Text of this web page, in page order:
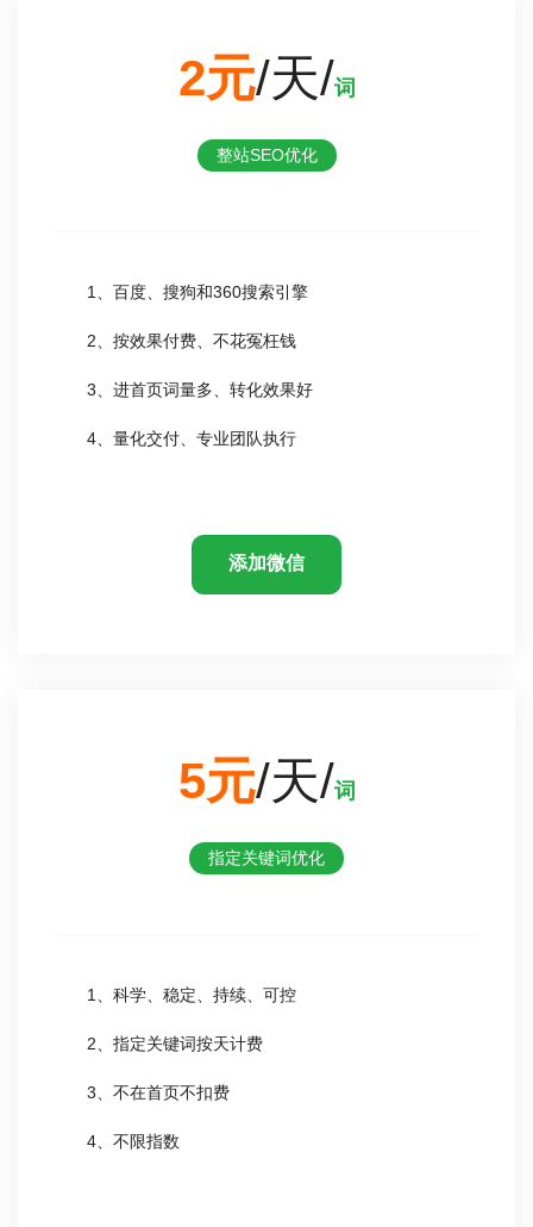
2元/天/词
整站SEO优化
1、百度、搜狗和360搜索引擎
2、按效果付费、不花冤枉钱
3、进首页词量多、转化效果好
4、量化交付、专业团队执行
添加微信
5元/天/词
指定关键词优化
1、科学、稳定、持续、可控
2、指定关键词按天计费
3、不在首页不扣费
4、不限指数